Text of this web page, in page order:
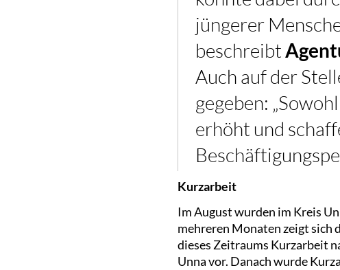
jüngerer
beschreibt
Auch auf der
gegeben:
erhöht und
Kurzarbeit
Im August wurden im Kreis
mehreren Monaten zeigt sich
dieses Zeitraums Kurzarbeit
Unna vor. Danach wurde